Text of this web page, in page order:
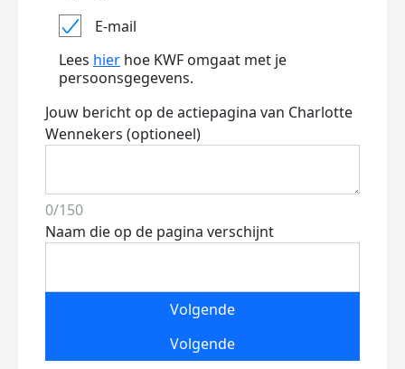
E-mail
Lees hier hoe KWF omgaat met je
persoonsgegevens.
Jouw bericht op de actiepagina van Charlotte
Wennekers (optioneel)
0/150
Naam die op de pagina verschijnt
Volgende
Volgende